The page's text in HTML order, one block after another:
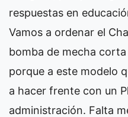
respuestas en
Vamos a ordenar el
bomba de mecha
porque a este modelo
a hacer frente con un
administración. Falta